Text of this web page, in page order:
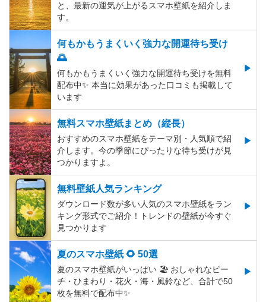
と、最新の運気が上がるスマホ壁紙を紹介しま
す。
何もかもうまくいく強力な開運待ち受け
🌅
何もかもうまくいく強力な開運待ち受けを無料
配布中✨️ 本当に効果があった口コミも掲載して
います
無料スマホ壁紙まとめ（縦長）
おすすめのスマホ壁紙をテーマ別・人気順で紹
介します。今の季節にぴったりな待ち受けが見
つかりますよ。
無料壁紙人気ランキング
ダウンロード数が多い人気のスマホ壁紙をラン
キング形式でご紹介！トレンドの壁紙が今すぐ
見つかります
夏のスマホ壁紙 🌻 50選
夏のスマホ壁紙がいっぱい 🏖 おしゃれなビー
チ・ひまわり・花火・海・風鈴など、合計で50
枚を無料で配布中✨